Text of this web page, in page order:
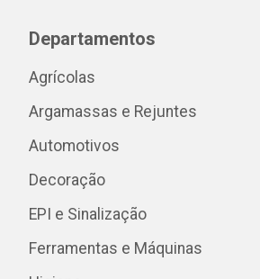
Departamentos
Agrícolas
Argamassas e Rejuntes
Automotivos
Decoração
EPI e Sinalização
Ferramentas e Máquinas